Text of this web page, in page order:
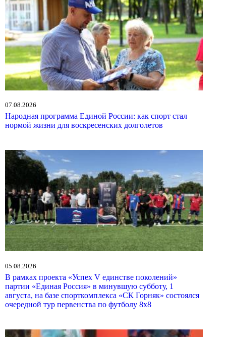
07.08.2026
Народная программа Единой России: как спорт стал
нормой жизни для воскресенских долголетов
05.08.2026
В рамках проекта «Успех V единстве поколений»
партии «Единая Россия» в минувшую субботу, 1
августа, на базе спорткомплекса «СК Горняк» состоялся
очередной тур первенства по футболу 8х8